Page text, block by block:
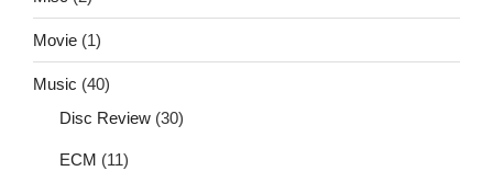
Movie (1)
Music (40)
Disc Review (30)
ECM (11)